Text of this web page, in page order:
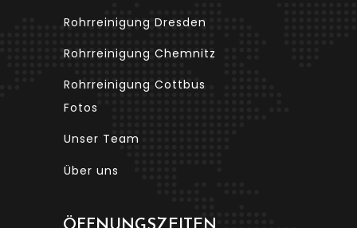
Rohrreinigung Dresden
Rohrreinigung Chemnitz
Rohrreinigung Cottbus
Fotos
Unser Team
Über uns